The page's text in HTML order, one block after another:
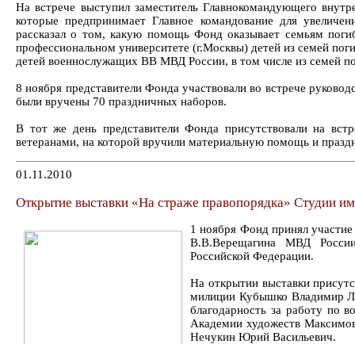
На встрече выступил заместитель Главнокомандующего
которые предпринимает Главное командование для
рассказал о том, какую помощь Фонд оказывает семьям
профессиональном университете (г.Москвы) детей из семей
детей военнослужащих ВВ МВД России, в том числе из семей
8 ноября представители Фонда участвовали во встрече
были вручены 70 праздничных наборов.
В тот же день представители Фонда присутствовали на
ветеранами, на которой вручили материальную помощь и
01.11.2010
Открытие выставки «На страже правопорядка» Студии
1 ноября Фонд принял
В.В.Верещагина МВД
Российской Федерации.
На открытии выставки
милиции Кубышко Владимир
благодарность за работу по
Академии художеств
Нечукин Юрий Васильевич.